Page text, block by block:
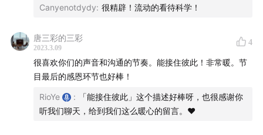
我们的饮食
56:24 改变的历程
1:00:51 自由饮食
是自然而然的改变
1:04:42 我们目前是怎么吃的
水 + 减过度加工品 + 吃好的油脂和丰富的蔬菜 + 怀着
感恩和愉悦的心进食
Canyenotdydy: 很精辟！流动的看待科学！
唐三彩的三彩
2023.3.09
4
很喜欢你们的声音和沟通的节奏。能接住彼此！非常暖。节
目最后的感恩环节也好棒！
RioYe :
「能接住彼此」这个描述好棒呀，也很感谢你
听我们聊天，给到我们这么暖心的留言。❤️